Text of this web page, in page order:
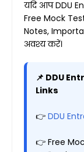
यदि आप DDU
Free Mock
Notes,
अवश्य करें।
📌 DDU
Links
👉 DDU
👉 Free